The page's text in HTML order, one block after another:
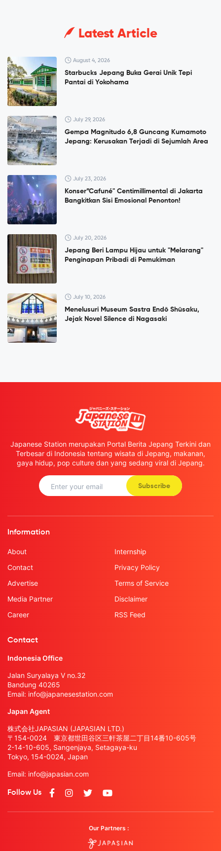
Latest Article
August 4, 2026
Starbucks Jepang Buka Gerai Unik Tepi
Pantai di Yokohama
July 29, 2026
Gempa Magnitudo 6,8 Guncang Kumamoto
Jepang: Kerusakan Terjadi di Sejumlah Area
July 23, 2026
Konser”Cafuné" Centimillimental di Jakarta
Bangkitkan Sisi Emosional Penonton!
July 20, 2026
Jepang Beri Lampu Hijau untuk "Melarang"
Penginapan Pribadi di Pemukiman
July 10, 2026
Menelusuri Museum Sastra Endō Shūsaku,
Jejak Novel Silence di Nagasaki
Japanese Station merupakan Portal Berita Jepang Terkini dan
Terbesar di Indonesia tentang wisata di Jepang, makanan,
gaya hidup, pop culture dan yang sedang viral di Jepang.
Subscribe
Information
About
Contact
Advertise
Media Partner
Career
Internship
Privacy Policy
Terms of Service
Disclaimer
RSS Feed
Contact
Indonesia Office
Jalan Suryalaya V no.32
Bandung 40265
Email: info@japanesestation.com
Japan Agent
株式会社JAPASIAN (JAPASIAN LTD.)
〒154-0024 東京都世田谷区三軒茶屋二丁目14番10-605号
2-14-10-605, Sangenjaya, Setagaya-ku
Tokyo, 154-0024, Japan
Email: info@japasian.com
Follow Us
Our Partners :